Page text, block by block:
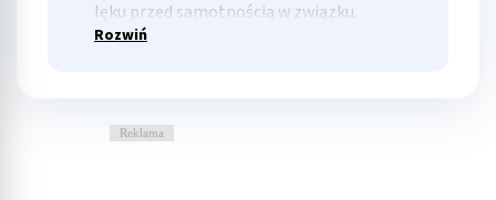
lęku przed samotnością w związku.
Rozwiń
Reklama